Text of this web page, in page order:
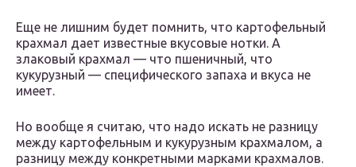
Еще не лишним будет помнить, что картофельный
крахмал дает известные вкусовые нотки. А
злаковый крахмал — что пшеничный, что
кукурузный — специфического запаха и вкуса не
имеет.
Но вообще я считаю, что надо искать не разницу
между картофельным и кукурузным крахмалом, а
разницу между конкретными марками крахмалов.